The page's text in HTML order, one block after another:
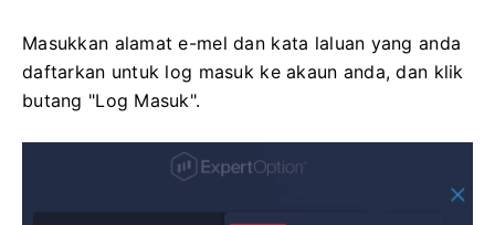
Masukkan alamat e-mel dan kata laluan yang anda
daftarkan untuk log masuk ke akaun anda, dan klik
butang "Log Masuk".